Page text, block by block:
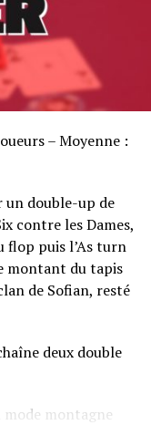
– Moyenne :
un double-up de
contre les Dames,
flop puis l’As turn
montant du tapis
de Sofian, resté
deux double
montagne